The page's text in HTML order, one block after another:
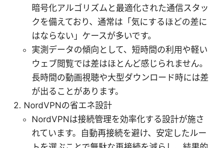
暗号化アルゴリズムと最適化された通信スタッ
クを備えており、通常は「気にするほどの差に
はならない」ケースが多いです。
実測データの傾向として、短時間の利用や軽い
ウェブ閲覧では差はほとんど感じられません。
長時間の動画視聴や大型ダウンロード時には差
が出ることがあります。
NordVPNの省エネ設計
NordVPNは接続管理を効率化する設計が施さ
れています。自動再接続を避け、安定したルー